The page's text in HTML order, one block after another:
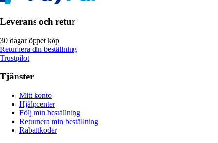
Leverans och retur
30 dagar öppet köp
Returnera din beställning
Trustpilot
Tjänster
Mitt konto
Hjälpcenter
Följ min beställning
Returnera min beställning
Rabattkoder